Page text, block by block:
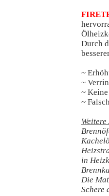
Durch
~
~
~
~
in
Die
Schere